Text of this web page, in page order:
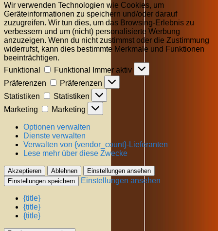
Wir verwenden Technologien wie Cookies, um
Geräteinformationen zu speichern und/oder darauf
zuzugreifen. Wir tun dies, um das Browsing-Erlebnis zu
verbessern und um (nicht) personalisierte Werbung
anzuzeigen. Wenn du nicht zustimmst oder die Zustimmung
widerrufst, kann dies bestimmte Merkmale und Funktionen
beeinträchtigen.
Funktional
Funktional
Immer aktiv
Präferenzen
Präferenzen
Statistiken
Statistiken
Marketing
Marketing
Optionen verwalten
Dienste verwalten
Verwalten von {vendor_count}-Lieferanten
Lese mehr über diese Zwecke
Akzeptieren Ablehnen
Einstellungen ansehen
Einstellungen speichern
Einstellungen ansehen
{title}
{title}
{title}